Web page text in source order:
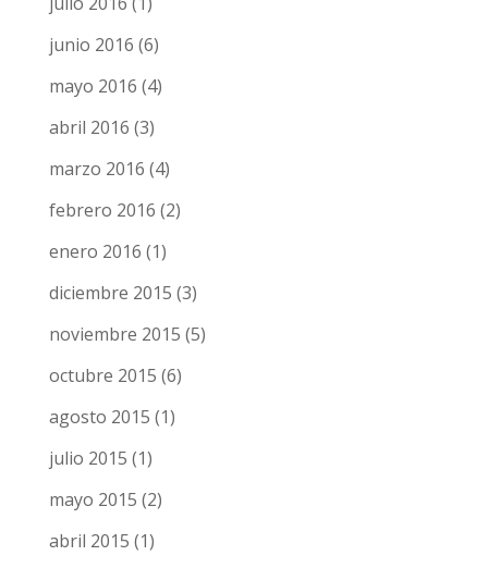
junio 2016 (6)
mayo 2016 (4)
abril 2016 (3)
marzo 2016 (4)
febrero 2016 (2)
enero 2016 (1)
diciembre 2015 (3)
noviembre 2015 (5)
octubre 2015 (6)
agosto 2015 (1)
julio 2015 (1)
mayo 2015 (2)
abril 2015 (1)